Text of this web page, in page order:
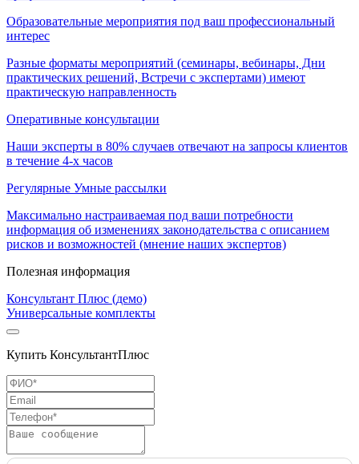
Образовательные мероприятия под ваш профессиональный
интерес
Разные форматы мероприятий (семинары, вебинары, Дни
практических решений, Встречи с экспертами) имеют
практическую направленность
Оперативные консультации
Наши эксперты в 80% случаев отвечают на запросы клиентов
в течение 4-х часов
Регулярные Умные рассылки
Максимально настраиваемая под ваши потребности
информация об изменениях законодательства с описанием
рисков и возможностей (мнение наших экспертов)
Полезная информация
Консультант Плюс (демо)
Универсальные комплекты
Купить КонсультантПлюс